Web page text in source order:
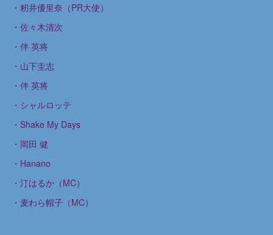
・籾井優里奈（PR大使）
・佐々木清次
・伴 英将
・山下圭志
・伴 英将
・シャルロッテ
・Shake My Days
・岡田 健
・Hanano
・汀はるか（MC）
・麦わら帽子（MC）